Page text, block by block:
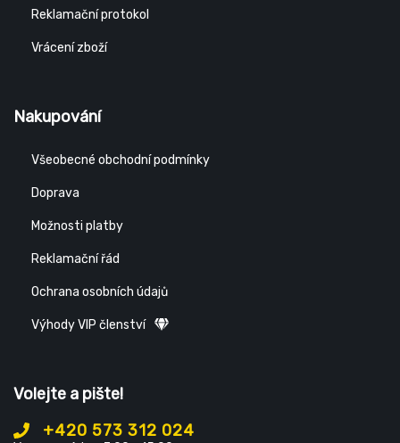
Reklamační protokol
Vrácení zboží
Nakupování
Všeobecné obchodní podmínky
Doprava
Možnosti platby
Reklamační řád
Ochrana osobních údajů
Výhody VIP členství
Volejte a pište!
+420 573 312 024